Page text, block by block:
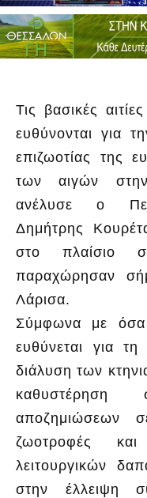
Τις βασικές
ευθύνονται για
επιζωοτίας της
των αιγών στην
ανέλυσε ο
Δημήτρης
στο πλαίσιο
παραχώρησαν
Λάρισα.
Σύμφωνα με
ευθύνεται για
διάλυση των
αποζημιώσεων
ζωοτροφές
λειτουργικών
στην έλλειψη